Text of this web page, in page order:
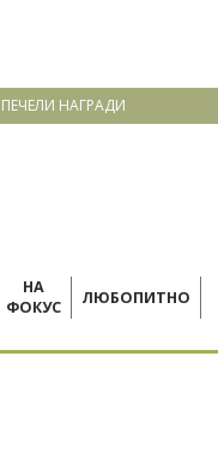
ПЕЧЕЛИ НАГРАДИ
НА
ФОКУС
ЛЮБОПИТНО